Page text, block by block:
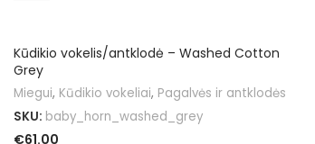
Kūdikio vokelis/antklodė – Washed Cotton
Grey
Miegui, Kūdikio vokeliai, Pagalvės ir antklodės
SKU: baby_horn_washed_grey
€61.00